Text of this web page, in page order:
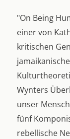
"On Being
einer von
kritischen
Wynters
unser
fünf
rebellische